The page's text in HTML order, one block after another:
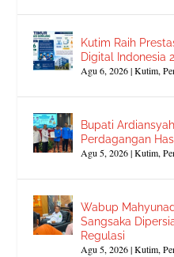
Kutim Raih
Digital Indonesia
Agu 6, 2026|Kutim,
Bupati
Perdagangan
Agu 5, 2026|Kutim,
Wabup
Sangsaka
Regulasi
Agu 5, 2026|Kutim,